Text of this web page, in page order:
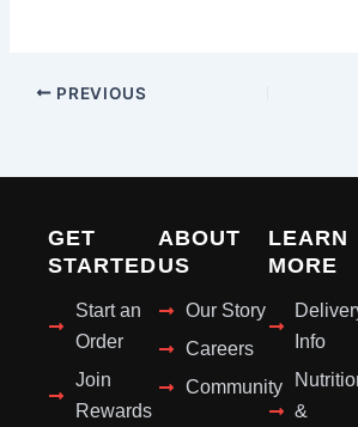
PREVIOUS
GET
STARTED
Start an
Order
Join
Rewards
ABOUT
US
Our Story
Careers
Community
LEARN
MORE
Info
&